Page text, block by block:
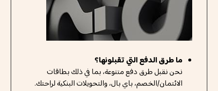
ما طرق الدفع التي تقبلونها؟
نحن نقبل طرق دفع متنوعة، بما في ذلك بطاقات
الائتمان/الخصم، باي بال، والتحويلات البنكية لراحتك.